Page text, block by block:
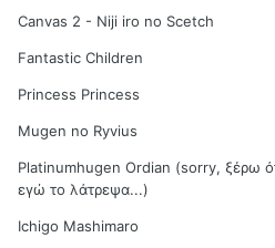
Canvas 2 - Niji iro no Scetch
Fantastic Children
Princess Princess
Mugen no Ryvius
Platinumhugen Ordian (sorry, ξέρω
εγώ το λάτρεψα...)
Ichigo Mashimaro